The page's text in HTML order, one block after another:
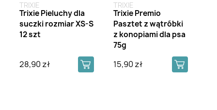
TRIXIE
Trixie Pieluchy dla
suczki rozmiar XS-S
12 szt
28,90 zł
TRIXIE
Trixie Premio
Pasztet z wątróbki
z konopiami dla psa
75g
15,90 zł